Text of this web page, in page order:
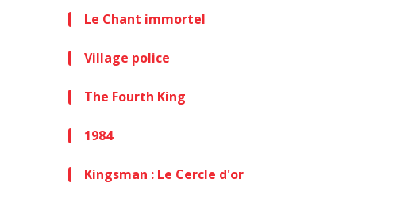
Le Chant immortel
Village police
The Fourth King
1984
Kingsman : Le Cercle d'or